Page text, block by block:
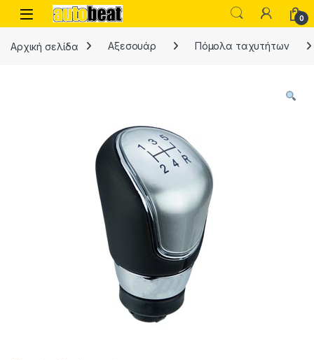
Skip to navigation
Skip to content
Open 0
Αρχική σελίδα Αξεσουάρ Πόμολα ταχυτήτων